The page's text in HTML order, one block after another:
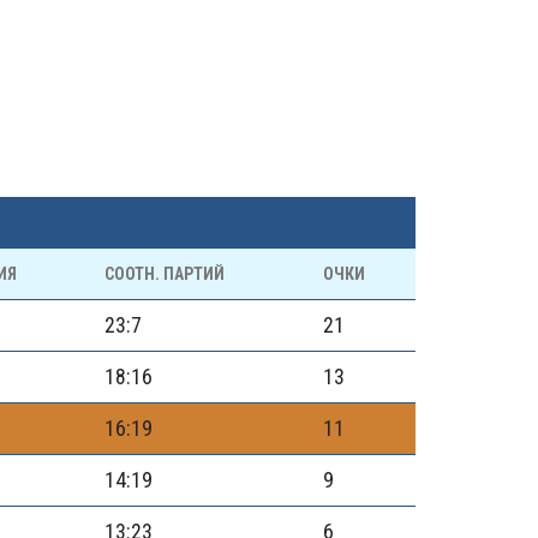
СООТН. ПАРТИЙ ОЧКИ
23:7 21
18:16 13
16:19 11
14:19 9
13:23 6